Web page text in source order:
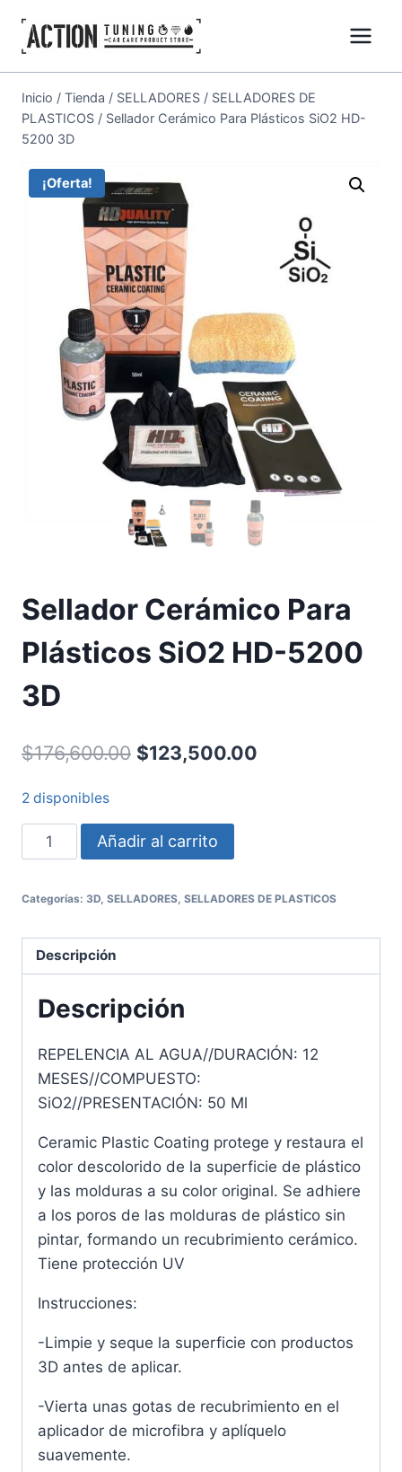
Inicio / Tienda / SELLADORES / SELLADORES DE
PLASTICOS / Sellador Cerámico Para Plásticos SiO2 HD-
5200 3D
¡Oferta!
Sellador Cerámico Para
Plásticos SiO2 HD-5200
3D
$176,600.00 $123,500.00
2 disponibles
Añadir al carrito
Categorías: 3D SELLADORES SELLADORES DE PLASTICOS
Descripción
Descripción
REPELENCIA AL AGUA//DURACIÓN: 12
MESES//COMPUESTO:
SiO2//PRESENTACIÓN: 50 Ml
Ceramic Plastic Coating protege y restaura el
color descolorido de la superficie de plástico
y las molduras a su color original. Se adhiere
a los poros de las molduras de plástico sin
pintar, formando un recubrimiento cerámico.
Tiene protección UV
Instrucciones:
-Limpie y seque la superficie con productos
3D antes de aplicar.
-Vierta unas gotas de recubrimiento en el
aplicador de microfibra y aplíquelo
suavemente.